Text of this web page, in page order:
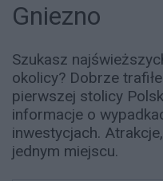
Gniezno
Szukasz
okolicy? Dobrze
pierwszej stolicy
informacje o
inwestycjach.
jednym miejscu.